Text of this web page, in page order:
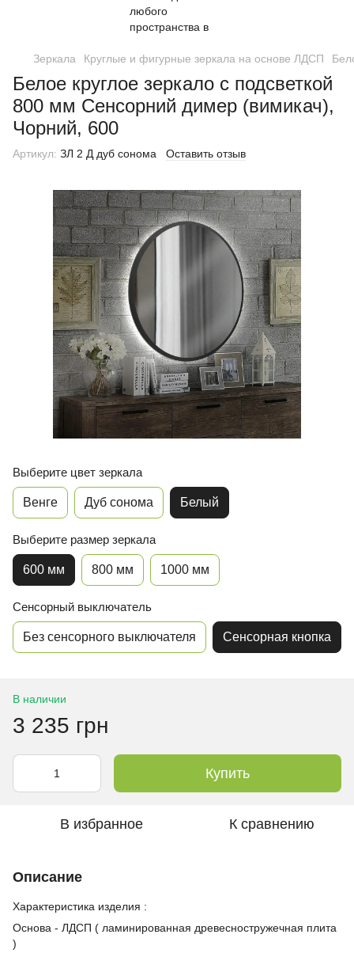
Зеркала Круглые и фигурные зеркала на основе ЛДСП
Белое круглое зеркало с подсветкой
800 мм Сенсорний димер (вимикач),
Чорний, 600
Артикул: ЗЛ 2 Д дуб сонома Оставить отзыв
Выберите цвет зеркала
Венге Дуб сонома Белый
Выберите размер зеркала
600 мм 800 мм 1000 мм
Сенсорный выключатель
Без сенсорного выключателя Сенсорная кнопка
В наличии
3 235 грн
Купить
В избранное К сравнению
Описание
Характеристика изделия :
Основа - ЛДСП ( ламинированная древесностружечная плита
)